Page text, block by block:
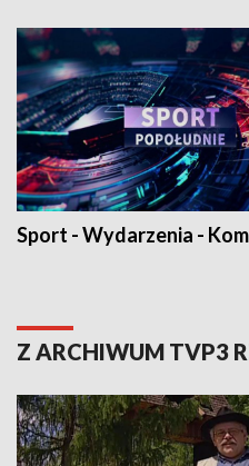
Sport - Wydarzenia -
Z ARCHIWUM TVP3